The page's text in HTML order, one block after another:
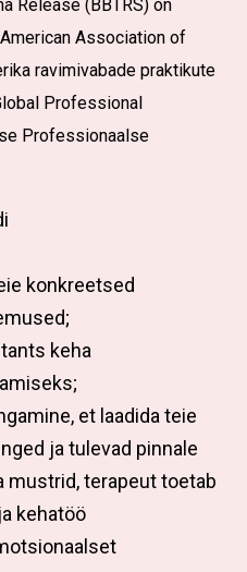
Release (BBTRS) on
Association of
ravimivabade praktikute
Professional
Professionaalse
konkreetsed
keha
et laadida teie
ja tulevad pinnale
mustrid,terapeut toetab
kehatöö